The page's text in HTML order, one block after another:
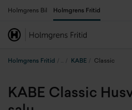
Holmgrens Bil Holmgrens Fritid
Holmgrens Fritid KABE Classic
KABE Classic